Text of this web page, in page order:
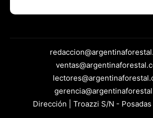
Dirección | Troazzi S/N -